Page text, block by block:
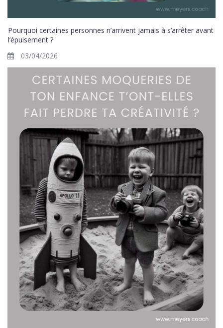
Pourquoi certaines personnes n’arrivent jamais à s’arrêter avant
l’épuisement ?
03/04/2026